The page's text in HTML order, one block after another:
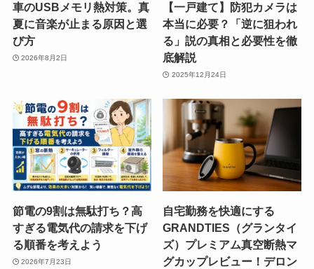
車のUSBメモリ熱対策。真
夏に音楽が止まる原因と選
び方
2026年8月2日
【一戸建て】防犯カメラは
本当に必要？「逆に狙われ
る」説の真相と必要性を徹
底解説
2025年12月24日
節電の9割は無駄打ち？高
すぎる電気代の請求を下げ
る順番を考えよう
2026年7月23日
自宅勤務を快適にする
GRANDTIES（グランタイ
ズ）プレミアム真空断熱マ
グカップレビュー！デロン